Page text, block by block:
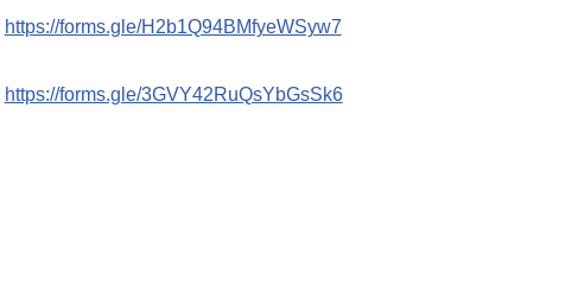
https://forms.gle/H2b1Q94BMfyeWSyw7
https://forms.gle/3GVY42RuQsYbGsSk6